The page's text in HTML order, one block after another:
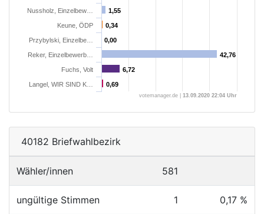
1,55
1,55
0,34
0,34
0,00
0,00
42,76
42,76
6,72
6,72
0,69
0,69
Nussholz, Einzelbew…
Keune, ÖDP
Przybylski, Einzelbe…
Reker, Einzelbewerb…
Fuchs, Volt
Langel, WIR SIND K…
votemanager.de | 13.09.2020 22:04 Uhr
40182 Briefwahlbezirk
Wähler/innen 581
ungültige Stimmen 1 0,17 %